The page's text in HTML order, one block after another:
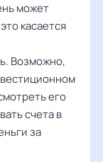
может
касается
Возможно,
его
счета в
за